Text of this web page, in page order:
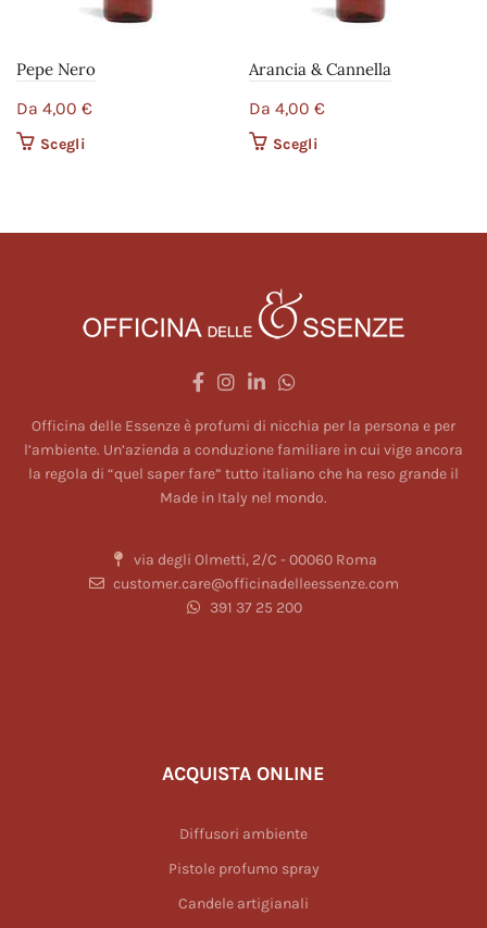
Pepe Nero
Da 4,00 €
Scegli
Arancia & Cannella
Da 4,00 €
Scegli
Officina delle Essenze è profumi di nicchia per la persona e per
l’ambiente. Un’azienda a conduzione familiare in cui vige ancora
la regola di “quel saper fare” tutto italiano che ha reso grande il
Made in Italy nel mondo.
via degli Olmetti, 2/C - 00060 Roma
customer.care@officinadelleessenze.com
391 37 25 200
ACQUISTA ONLINE
Diffusori ambiente
Pistole profumo spray
Candele artigianali